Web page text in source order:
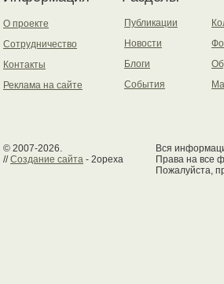
О проекте
Сотрудничество
Контакты
Реклама на сайте
Публикации
Новости
Блоги
События
© 2007-2026.
//Создание сайта - 2opexa
Вся
Права на все
Пожалуйста,